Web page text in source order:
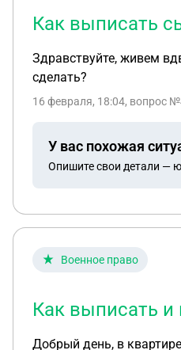
Как выписать
Здравствуйте, живем
сделать?
16 февраля, 18:04, вопрос
У вас похожая
Опишите свои детали —
Военное право
Как выписать и
Добрый день, в